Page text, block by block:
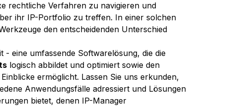
rechtliche Verfahren zu navigieren und
ihr IP-Portfolio zu treffen. In einer solchen
den entscheidenden Unterschied
- eine umfassende Softwarelösung, die die
logisch abbildet und optimiert sowie den
ermöglicht. Lassen Sie uns erkunden,
Anwendungsfälle adressiert und Lösungen
bietet, denen IP-Manager